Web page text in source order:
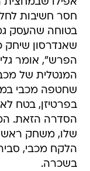
בטוחה שהעסק
הפרש", אומר
המנטלית של
שחטפה מכבי
בפרטיזן, בטח
הסדרה הזאת.
שלו, משחק
הלקח מכבי,
בשכרה.